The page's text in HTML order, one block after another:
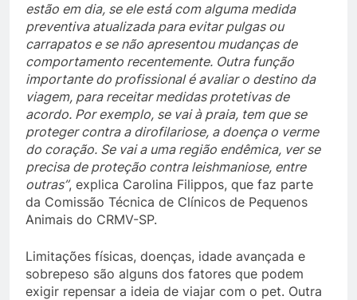
estão em dia, se ele está com alguma medida
preventiva atualizada para evitar pulgas ou
carrapatos e se não apresentou mudanças de
comportamento recentemente. Outra função
importante do profissional é avaliar o destino da
viagem, para receitar medidas protetivas de
acordo. Por exemplo, se vai à praia, tem que se
proteger contra a dirofilariose, a doença o verme
do coração. Se vai a uma região endêmica, ver se
precisa de proteção contra leishmaniose, entre
outras”, explica Carolina Filippos, que faz parte
da Comissão Técnica de Clínicos de Pequenos
Animais do CRMV-SP.
Limitações físicas, doenças, idade avançada e
sobrepeso são alguns dos fatores que podem
exigir repensar a ideia de viajar com o pet. Outra